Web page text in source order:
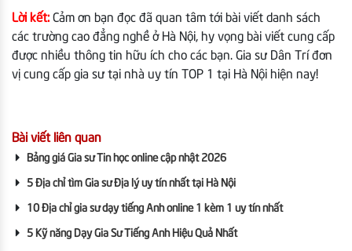
Lời kết: Cảm ơn bạn đọc đã quan tâm tới bài viết danh sách
các trường cao đẳng nghề ở Hà Nội, hy vọng bài viết cung cấp
được nhiều thông tin hữu ích cho các bạn. Gia sư Dân Trí đơn
vị cung cấp gia sư tại nhà uy tín TOP 1 tại Hà Nội hiện nay!
Bài viết liên quan
Bảng giá Gia sư Tin học online cập nhật 2026
5 Địa chỉ tìm Gia sư Địa lý uy tín nhất tại Hà Nội
10 Địa chỉ gia sư dạy tiếng Anh online 1 kèm 1 uy tín nhất
5 Kỹ năng Dạy Gia Sư Tiếng Anh Hiệu Quả Nhất